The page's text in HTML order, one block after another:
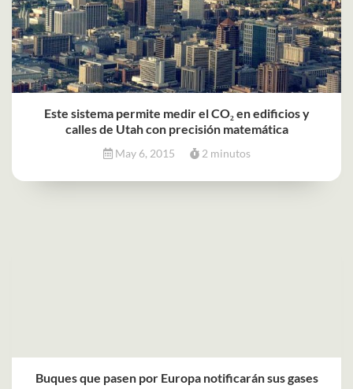
Este sistema permite medir el CO₂ en edificios y
calles de Utah con precisión matemática
May 6, 2015 2 minutos
Buques que pasen por Europa notificarán sus gases